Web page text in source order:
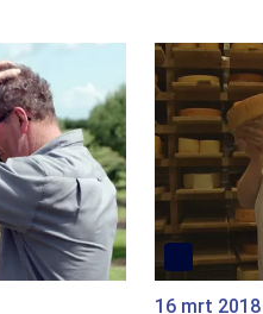
16 mrt 2018